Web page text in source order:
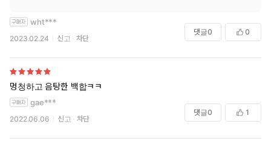
wht***
2023.02.24 신고 차단
댓글0 0
멍청하고 음탕한 백합ㅋㅋ
gae***
2022.06.06 신고 차단
댓글0 1